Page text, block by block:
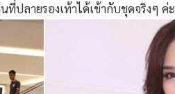
ที่ปลายรองเท้าได้เข้ากับชุดจริงๆ ค่ะ